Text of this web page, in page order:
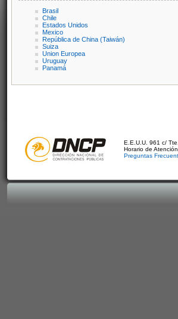
Brasil
Chile
Estados Unidos
Mexico
República de China (Taiwán)
Suiza
Union Europea
Uruguay
Panamá
E.E.U.U. 961 c/
Horario de
Preguntas